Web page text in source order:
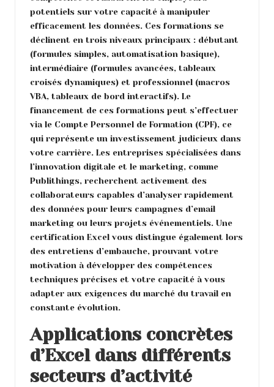
potentiels sur votre capacité à manipuler
efficacement les données. Ces formations se
déclinent en trois niveaux principaux : débutant
(formules simples, automatisation basique),
intermédiaire (formules avancées, tableaux
croisés dynamiques) et professionnel (macros
VBA, tableaux de bord interactifs). Le
financement de ces formations peut s’effectuer
via le Compte Personnel de Formation (CPF), ce
qui représente un investissement judicieux dans
votre carrière. Les entreprises spécialisées dans
l’innovation digitale et le marketing, comme
Publithings, recherchent activement des
collaborateurs capables d’analyser rapidement
des données pour leurs campagnes d’email
marketing ou leurs projets événementiels. Une
certification Excel vous distingue également lors
des entretiens d’embauche, prouvant votre
motivation à développer des compétences
techniques précises et votre capacité à vous
adapter aux exigences du marché du travail en
constante évolution.
Applications concrètes
d’Excel dans différents
secteurs d’activité